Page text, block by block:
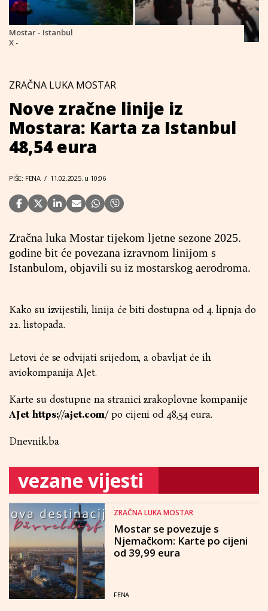
Mostar - Istanbul
X -
ZRAČNA LUKA MOSTAR
Nove zračne linije iz
Mostara: Karta za Istanbul
48,54 eura
PIŠE: FENA / 11.02.2025. u 10:06
Zračna luka Mostar tijekom ljetne sezone 2025.
godine bit će povezana izravnom linijom s
Istanbulom, objavili su iz mostarskog aerodroma.
Kako su izvijestili, linija će biti dostupna od 4. lipnja do
22. listopada.
Letovi će se odvijati srijedom, a obavljat će ih
aviokompanija AJet.
Karte su dostupne na stranici zrakoplovne kompanije
AJet https://ajet.com/po cijeni od 48,54 eura.
Dnevnik.ba
vezane vijesti
ZRAČNA LUKA MOSTAR
Mostar se povezuje s
Njemačkom: Karte po cijeni
od 39,99 eura
FENA